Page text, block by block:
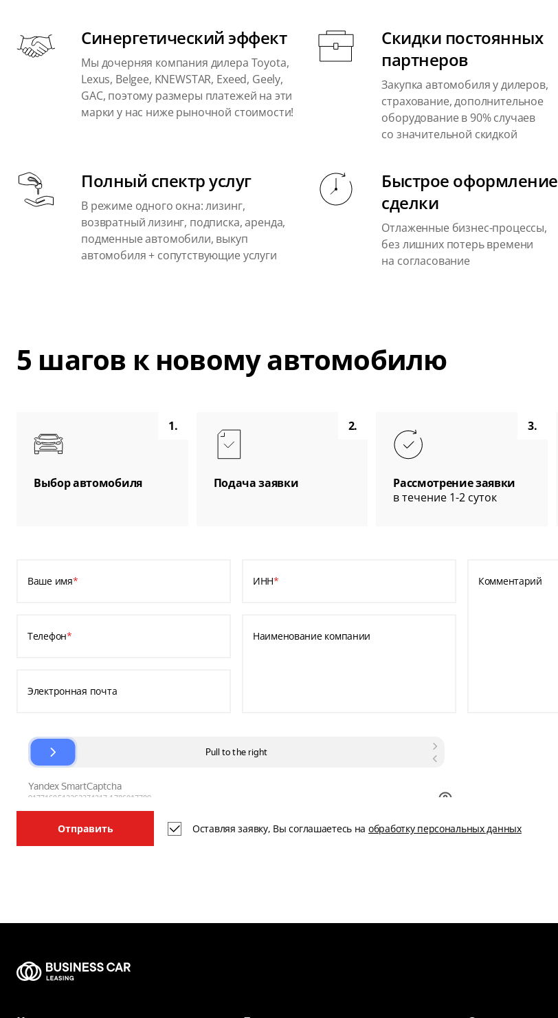
Синергетический эффект
Мы дочерняя компания дилера Toyota,
Lexus, Belgee, KNEWSTAR, Exeed, Geely,
GAC, поэтому размеры платежей на эти
марки у нас ниже рыночной стоимости!
Скидки постоянных
партнеров
Закупка автомобиля у дилеров,
страхование, дополнительное
оборудование в 90% случаев
со значительной скидкой
Полный спектр услуг
В режиме одного окна: лизинг,
возвратный лизинг, подписка, аренда,
подменные автомобили, выкуп
автомобиля + сопутствующие услуги
Быстрое оформление
сделки
Отлаженные бизнес-процессы,
без лишних потерь времени
на согласование
5 шагов к новому автомобилю
1.
Выбор автомобиля
2.
Подача заявки
3.
Рассмотрение заявки
в течение 1-2 суток
Ваше имя*
Телефон*
Электронная почта
ИНН*
Наименование компании
Комментарий
Отправить Оставляя заявку, Вы соглашаетесь на обработку персональных данных